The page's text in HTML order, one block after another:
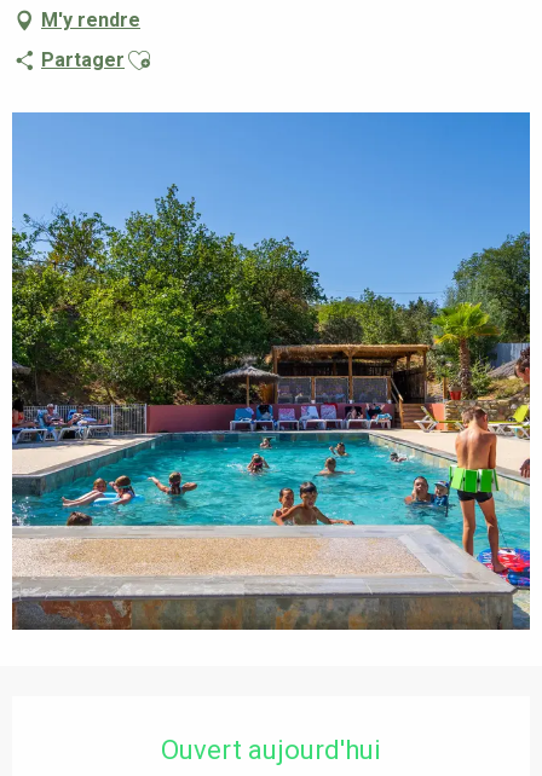
M'y rendre
Partager Ajouter aux favoris
Ouvert aujourd'hui